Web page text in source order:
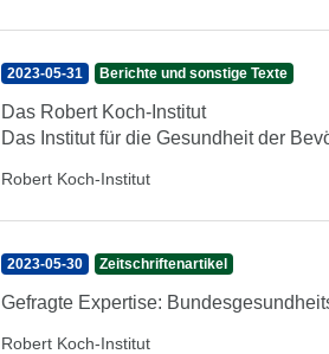
2023-05-31 Berichte und sonstige Texte
Das Robert Koch-Institut
Das Institut für die Gesundheit der
Robert Koch-Institut
2023-05-30 Zeitschriftenartikel
Gefragte Expertise:
Robert Koch-Institut